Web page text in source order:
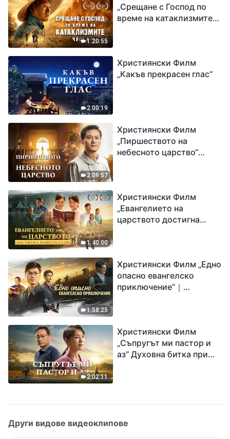
1:20:55
„Срещане с Господ по
време на катаклизмите“
2:00:19
Християнски Филм
„Какъв прекрасен глас“
2:09:57
Християнски Филм
„Пиршеството на
небесното царство“
1:40:00
Християнски Филм
„Евангелието на
царството достигна
1:58:25
Християнски Филм „Едно
опасно евангелско
приключение“｜
Исус
2:02:11
Християнски Филм
„Съпругът ми пастор и
аз“ Духовна битка при
Други видове видеоклипове